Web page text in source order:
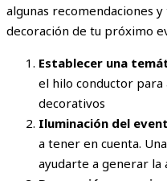
algunas recomendaciones
decoración de tu próximo
Establecer una
el hilo conductor
decorativos
Iluminación del
a tener en cuenta.
ayudarte a generar la